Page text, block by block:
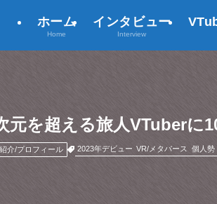
ホーム
Home
インタビュー
Interview
元を超える旅人VTuberに
介/プロフィール 2023年デビュー VR/メタバース 個人勢